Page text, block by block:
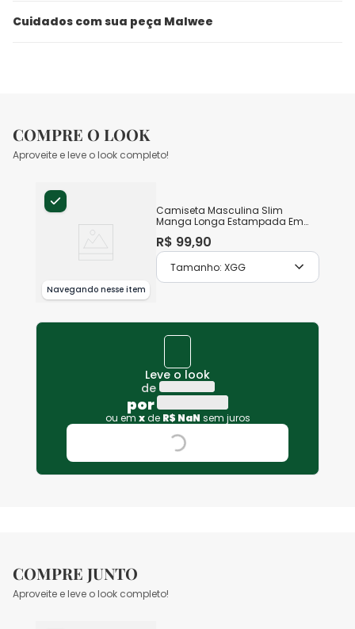
Cuidados com sua peça Malwee
COMPRE O LOOK
Aproveite e leve o look completo!
Navegando nesse item
Camiseta Masculina Slim
Manga Longa Estampada Em
R$ 99,90
Tamanho:XGG
Leve o look
de
por
ou em x de R$ NaN sem juros
COMPRE JUNTO
Aproveite e leve o look completo!